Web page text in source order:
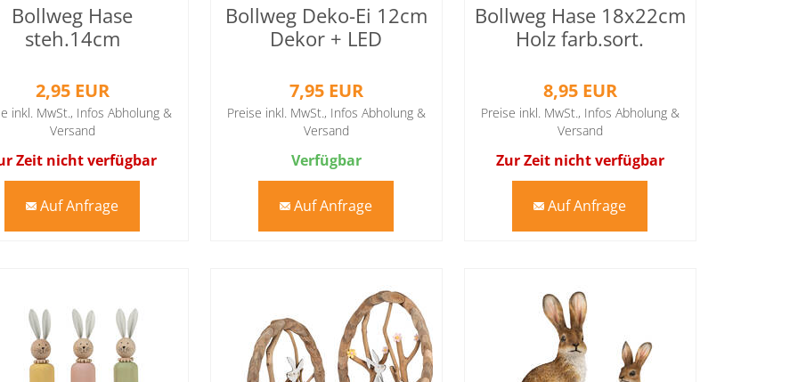
Bollweg Hase
steh.14cm
2,95 EUR
inkl. MwSt., Infos Abholung &
Versand
Zeit nicht verfügbar
mail Auf Anfrage
Bollweg Deko-Ei 12cm
Dekor + LED
7,95 EUR
Preise inkl. MwSt., Infos Abholung &
Versand
Verfügbar
mail Auf Anfrage
Bollweg Hase 18x22cm
Holz farb.sort.
8,95 EUR
Preise inkl. MwSt., Infos Abholung &
Versand
Zur Zeit nicht verfügbar
mail Auf Anfrage